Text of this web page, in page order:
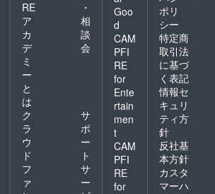
RE
ア
カ
デ
ミ
ー
と
は
・
相
談
会
ク
ラ
ウ
ド
フ
ァ
サ
ポ
ー
ト
サ
ー
Goo
d
CAM
PFI
RE
for
Ente
rtain
men
t
CAM
PFI
RE
for
ポリ
シー
特定商
取引法
に基づ
く表記
情報セ
キュリ
ティ方
針
反社基
本方針
カスタ
マーハ